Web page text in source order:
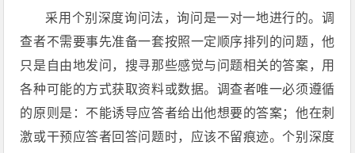
采用个别深度询问法，询问是一对一地进行的。调
查者不需要事先准备一套按照一定顺序排列的问题，他
只是自由地发问，搜寻那些感觉与问题相关的答案，用
各种可能的方式获取资料或数据。调查者唯一必须遵循
的原则是：不能诱导应答者给出他想要的答案；他在刺
激或干预应答者回答问题时，应该不留痕迹。个别深度